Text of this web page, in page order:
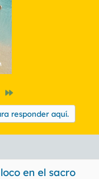
responder aquí.
en el sacro